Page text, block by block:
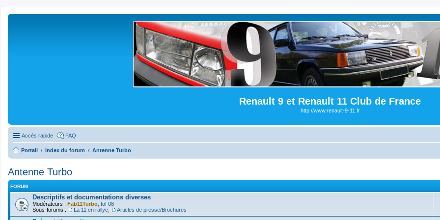
Renault 9 et Renault 11 Club de France
http://www.renault-9-11.fr
Accès rapide FAQ
Portail Index du forum Antenne Turbo
Antenne Turbo
FORUM
Descriptifs et documentations diverses
Modérateurs : Fab11Turbo tof 08
Sous-forums :
La 11 en rallye Articles de presse/Brochures